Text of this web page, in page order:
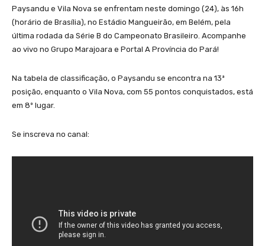
Paysandu e Vila Nova se enfrentam neste domingo (24), às 16h
(horário de Brasília), no Estádio Mangueirão, em Belém, pela
última rodada da Série B do Campeonato Brasileiro. Acompanhe
ao vivo no Grupo Marajoara e Portal A Província do Pará!
Na tabela de classificação, o Paysandu se encontra na 13ª
posição, enquanto o Vila Nova, com 55 pontos conquistados, está
em 8º lugar.
Se inscreva no canal: